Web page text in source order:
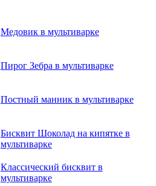
Медовик в мультиварке
Пирог Зебра в мультиварке
Постный манник в мультиварке
Бисквит Шоколад на кипятке в
мультиварке
Классический бисквит в
мультиварке